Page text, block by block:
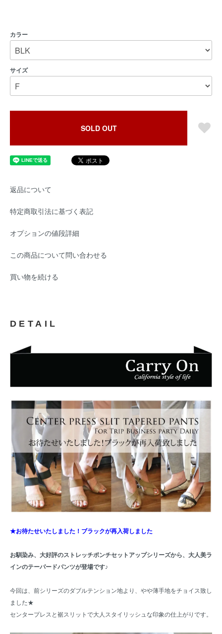
カラー
サイズ
SOLD OUT
返品について
特定商取引法に基づく表記
オプションの値段詳細
この商品について問い合わせる
買い物を続ける
DETAIL
★お待たせいたしました！ブラックが再入荷しました
お馴染み、大好評のストレッチポンチセットアップシリーズから、大人美ラ
インのテーパードパンツが登場です♪
今回は、前シリーズのダブルテンション地より、やや薄手地をチョイス致し
ました★
センタープレスと裾スリットで大人スタイリッシュな印象の仕上がりです。